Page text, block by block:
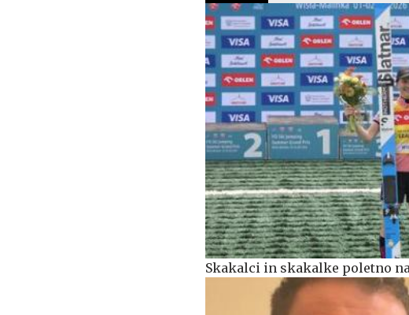
Skakalci in skakalke poletno